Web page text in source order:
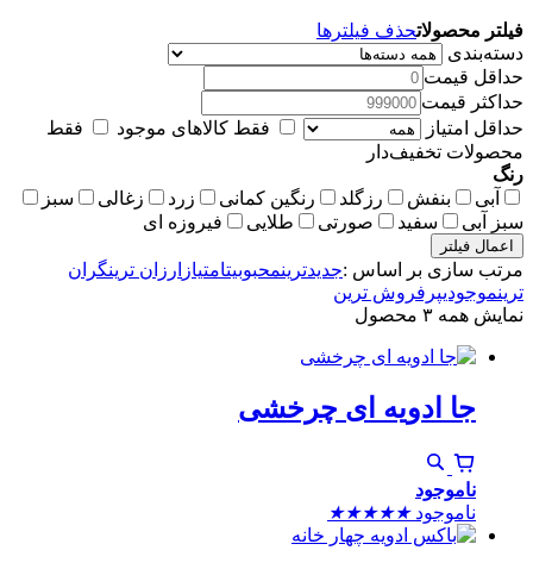
فیلتر محصولاتحذف فیلترها
دسته‌بندی
حداقل قیمت
حداکثر قیمت
حداقل امتیاز
فقط کالاهای موجود
فقط
محصولات تخفیف‌دار
رنگ
آبی
بنفش رزگلد رنگین کمانی زرد زغالی
سبز
سبز آبی
سفید صورتی طلایی فیروزه ای
اعمال فیلتر
مرتب سازی بر اساس :جدیدترینمحبوبیتامتیاز ارزان ترینگران
ترینموجودیپرفروش ترین
نمایش همه ۳ محصول
جا ادویه ای چرخشی
ناموجود
ناموجود ★
★
★
★
★